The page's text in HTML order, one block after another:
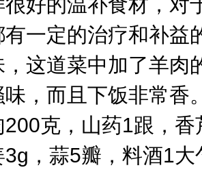
有一定的治疗和补益
这道菜中加了羊肉
，而且下饭非常香
200克，山药1跟，
，蒜5瓣，料酒1